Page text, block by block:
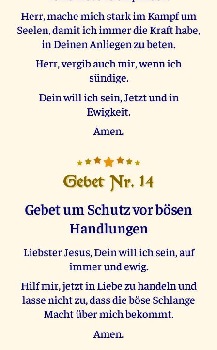
Herr, mache mich stark im Kampf um
Seelen, damit ich immer die Kraft habe,
in Deinen Anliegen zu beten.
Herr, vergib auch mir, wenn ich
sündige.
Dein will ich sein, Jetzt und in
Ewigkeit.
Amen.
Gebet Nr. 14
Gebet um Schutz vor bösen
Handlungen
Liebster Jesus, Dein will ich sein, auf
immer und ewig.
Hilf mir, jetzt in Liebe zu handeln und
lasse nicht zu, dass die böse Schlange
Macht über mich bekommt.
Amen.